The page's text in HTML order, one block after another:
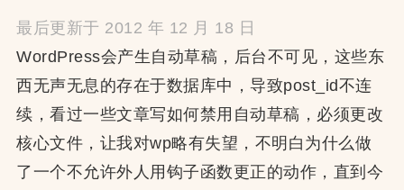
最后更新于 2012 年 12 月 18 日
WordPress会产生自动草稿，后台不可见，这些东
西无声无息的存在于数据库中，导致post_id不连
续，看过一些文章写如何禁用自动草稿，必须更改
核心文件，让我对wp略有失望，不明白为什么做
了一个不允许外人用钩子函数更正的动作，直到今